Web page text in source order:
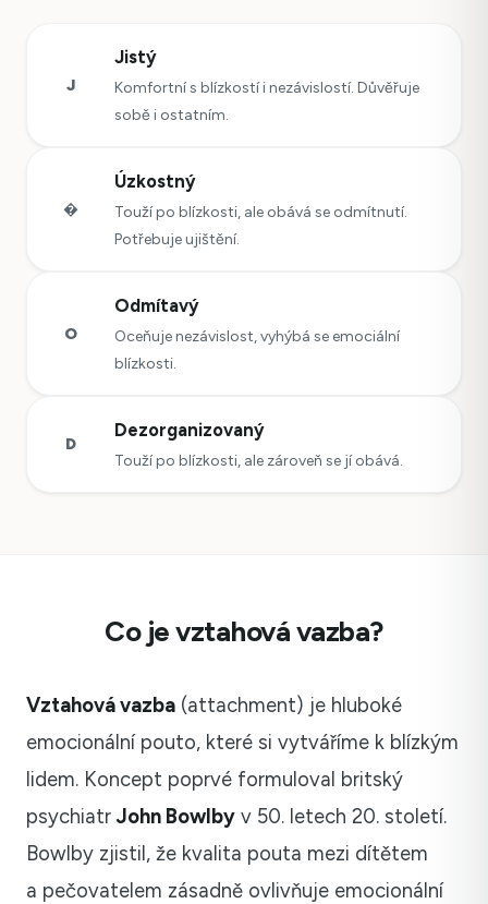
J
Jistý
Komfortní s blízkostí i nezávislostí. Důvěřuje
sobě i ostatním.
�
Úzkostný
Touží po blízkosti, ale obává se odmítnutí.
Potřebuje ujištění.
O
Odmítavý
Oceňuje nezávislost, vyhýbá se emociální
blízkosti.
D
Dezorganizovaný
Touží po blízkosti, ale zároveň se jí obává.
Co je vztahová vazba?
Vztahová vazba (attachment) je hluboké
emocionální pouto, které si vytváříme k blízkým
lidem. Koncept poprvé formuloval britský
psychiatrJohn Bowlby v 50. letech 20. století.
Bowlby zjistil, že kvalita pouta mezi dítětem
a pečovatelem zásadně ovlivňuje emocionální